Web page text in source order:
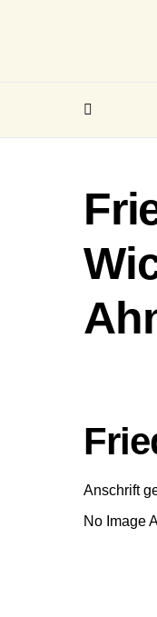
Anschrift
No Image